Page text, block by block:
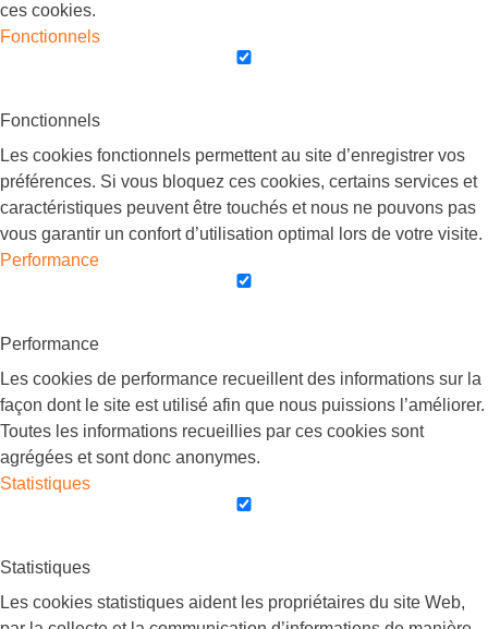
ces cookies.
Fonctionnels
Fonctionnels
Les cookies fonctionnels permettent au site d’enregistrer vos
préférences. Si vous bloquez ces cookies, certains services et
caractéristiques peuvent être touchés et nous ne pouvons pas
vous garantir un confort d’utilisation optimal lors de votre visite.
Performance
Performance
Les cookies de performance recueillent des informations sur la
façon dont le site est utilisé afin que nous puissions l’améliorer.
Toutes les informations recueillies par ces cookies sont
agrégées et sont donc anonymes.
Statistiques
Statistiques
Les cookies statistiques aident les propriétaires du site Web,